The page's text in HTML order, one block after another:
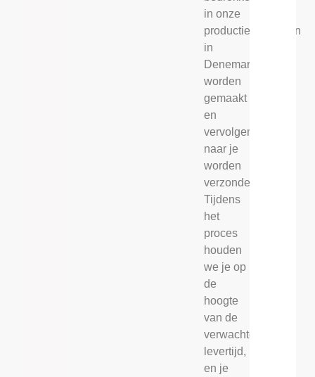
in onze
productiefaciliteiten
in
Denemarken
worden
gemaakt
en
vervolgens
naar je
worden
verzonden.
Tijdens
het
proces
houden
we je op
de
hoogte
van de
verwachte
levertijd,
en je